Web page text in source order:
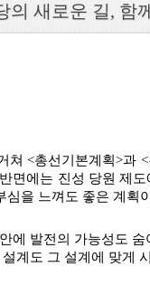
새로운 길, 함
<총선기본계획>과
에는 진성 당원 제
을 느껴도 좋은 계획
발전의 가능성도
계도 그 설계에 맞게